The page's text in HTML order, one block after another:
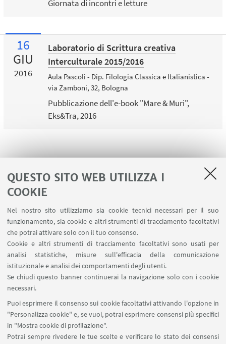
QUESTO SITO WEB UTILIZZA I
COOKIE
Nel nostro sito utilizziamo sia cookie tecnici necessari per il suo
funzionamento, sia cookie e altri strumenti di tracciamento facoltativi
che potrai attivare solo con il tuo consenso.
Cookie e altri strumenti di tracciamento facoltativi sono usati per
analisi statistiche, misure sull'efficacia della comunicazione
istituzionale e analisi dei comportamenti degli utenti.
Se chiudi questo banner continuerai la navigazione solo con i cookie
necessari.
Puoi esprimere il consenso sui cookie facoltativi attivando l'opzione in
"Personalizza cookie" e, se vuoi, potrai esprimere consensi più specifici
in "Mostra cookie di profilazione".
Potrai sempre rivedere le tue scelte e verificare lo stato dei consensi
Giornata di incontri e letture
16
GIU
2016
Laboratorio di Scrittura creativa
Interculturale 2015/2016
Aula Pascoli - Dip. Filologia Classica e Italianistica -
via Zamboni, 32, Bologna
Pubblicazione dell'e-book "Mare & Muri",
Eks&Tra, 2016
108
...
LINK UTILI
Contatti
Area riservata
SEGUI UNIBO SU: